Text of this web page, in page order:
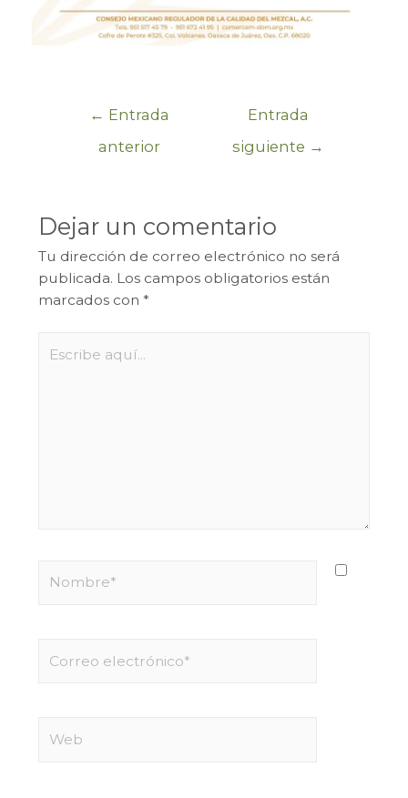
← Entrada
anterior
Entrada
siguiente →
Dejar un comentario
Tu dirección de correo electrónico no será
publicada. Los campos obligatorios están
marcados con *